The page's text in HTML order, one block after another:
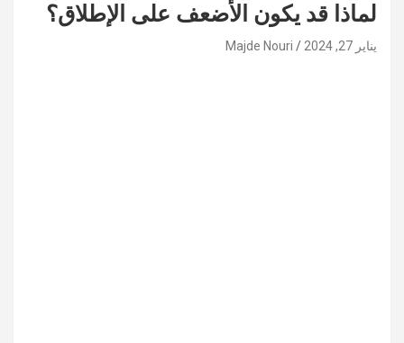
لماذا قد يكون الأضعف على الإطلاق؟
يناير 27, 2024 Majde Nouri